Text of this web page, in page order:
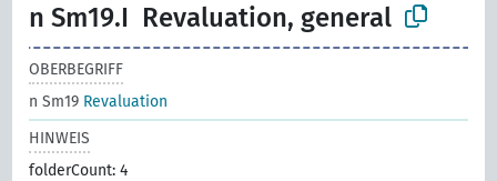
n Sm19.I Revaluation, general
OBERBEGRIFF
n Sm19 Revaluation
HINWEIS
folderCount: 4